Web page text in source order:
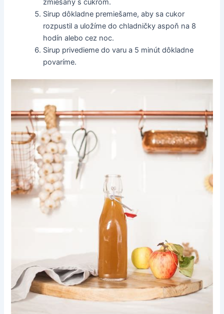
zmiešaný s cukrom.
Sirup dôkladne premiešame, aby sa cukor
rozpustil a uložíme do chladničky aspoň na 8
hodín alebo cez noc.
Sirup privedieme do varu a 5 minút dôkladne
povaríme.